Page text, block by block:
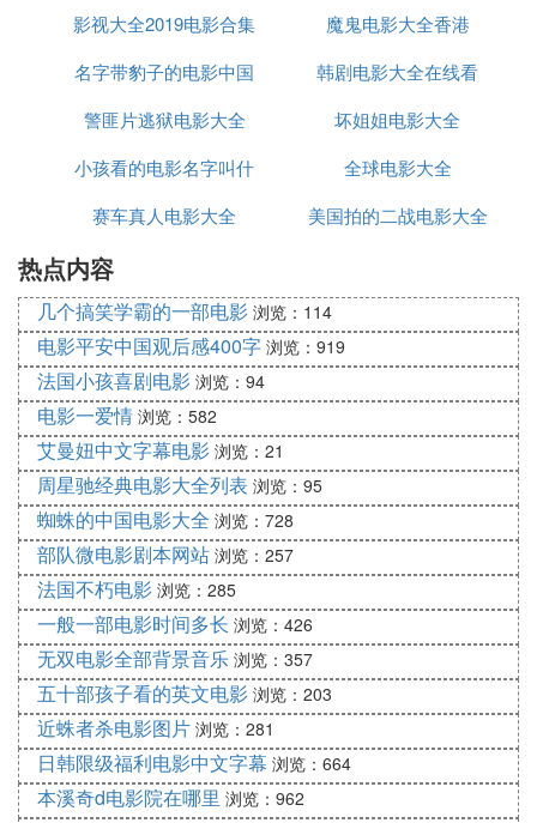
总之，这些经典老电影插曲不仅是中国电影史上的珍
其优美的旋律、深情的歌词和深刻的历史背景，深深
地打动了人们的心灵，成为了永恒的经典。
『贰』 老电影歌曲联奏中共多少首歌
题主您有具体的电影名字
吗？如果只是老电影还是挺
1、《红色娘子军》
2、《闪闪的红星》
3、《冰山上的来客》
4、《刘三姐》
5、电影《上甘岭》
6、《五朵金花》
7、《小花》
8、《永不消逝的电波》
9、《铁道游击队》
全
影视大全2019电影合集
魔鬼电影大全香港
名字带豹子的电影中国
动作片
韩剧电影大全在线看
警匪片逃狱电影大全
坏姐姐电影大全
小孩看的电影名字叫什
么
全球电影大全
赛车真人电影大全
美国拍的二战电影大全
热点内容
几个搞笑学霸的一部电影 浏览：114
电影平安中国观后感400字 浏览：919
法国小孩喜剧电影 浏览：94
电影一爱情 浏览：582
艾曼妞中文字幕电影 浏览：21
周星驰经典电影大全列表 浏览：95
蜘蛛的中国电影大全 浏览：728
部队微电影剧本网站 浏览：257
法国不朽电影 浏览：285
一般一部电影时间多长 浏览：426
无双电影全部背景音乐 浏览：357
五十部孩子看的英文电影 浏览：203
近蛛者杀电影图片 浏览：281
日韩限级福利电影中文字幕 浏览：664
本溪奇d电影院在哪里 浏览：962